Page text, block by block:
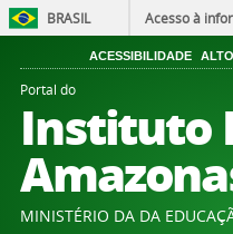
BRASIL Acesso à
ACESSIBILIDADE
Portal do
Instituto
MINISTÉRIO DA DA